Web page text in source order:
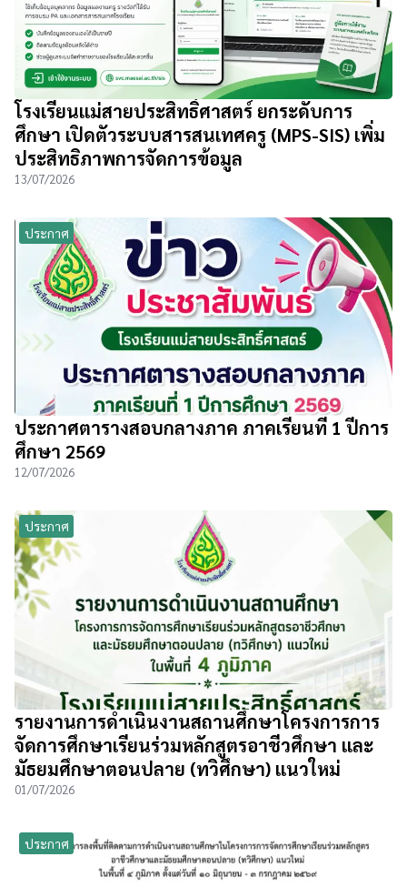
โรงเรียนแม่สายประสิทธิ์ศาสตร์ ยกระดับการ
ศึกษา เปิดตัวระบบสารสนเทศครู (MPS-SIS) เพิ่ม
ประสิทธิภาพการจัดการข้อมูล
13/07/2026
ประกาศ
ประกาศตารางสอบกลางภาค ภาคเรียนที่ 1 ปีการ
ศึกษา 2569
12/07/2026
ประกาศ
รายงานการดำเนินงานสถานศึกษาโครงการการ
จัดการศึกษาเรียนร่วมหลักสูตรอาชีวศึกษา และ
มัธยมศึกษาตอนปลาย (ทวิศึกษา) แนวใหม่
01/07/2026
ประกาศ